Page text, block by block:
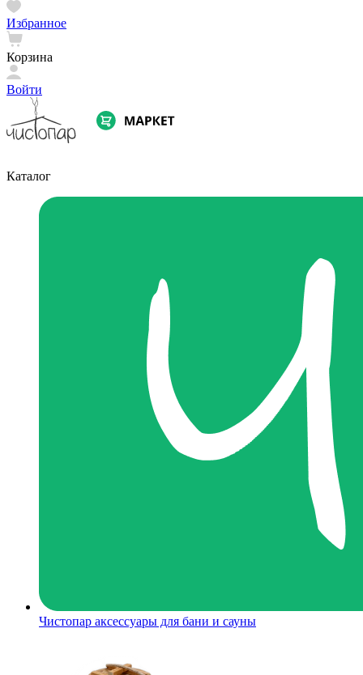
Избранное
Корзина
Войти
Каталог
Чистопар аксессуары для бани и сауны